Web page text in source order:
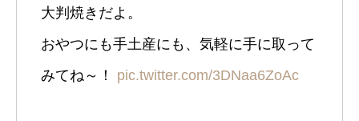
大判焼きだよ。
おやつにも手土産にも、気軽に手に取って
みてね～！ pic.twitter.com/3DNaa6ZoAc